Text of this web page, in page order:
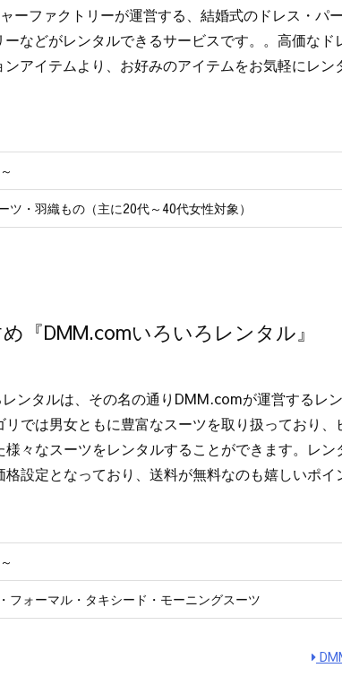
ーファクトリーが運営する、結婚式のドレス・パ
ーなどがレンタルできるサービスです。。高価な
アイテムより、お好みのアイテムをお気軽にレン
ツ・羽織もの（主に20代～40代女性対象）
『DMM.comいろいろレンタル』
ンタルは、その名の通りDMM.comが運営するレ
リでは男女ともに豊富なスーツを取り扱っており、
様々なスーツをレンタルすることができます。レ
設定となっており、送料が無料なのも嬉しいポイ
フォーマル・タキシード・モーニングスーツ